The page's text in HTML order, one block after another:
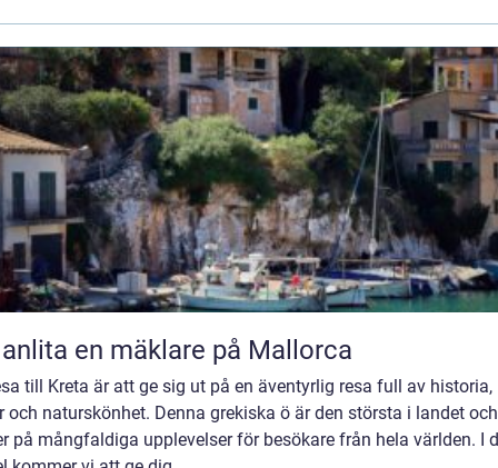
en mäklare på Mallorca
till Kreta är att ge sig ut på en äventyrlig resa full av historia,
och naturskönhet. Denna grekiska ö är den största i landet och
på mångfaldiga upplevelser för besökare från hela världen. I